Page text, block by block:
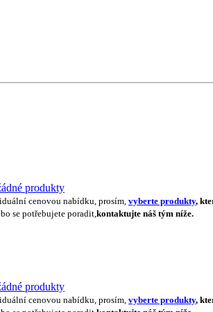
produkty
cenovou nabídku, prosím,vyberte produkty,
se potřebujete poradit,kontaktujte náš tým níže.
produkty
cenovou nabídku, prosím,vyberte produkty,